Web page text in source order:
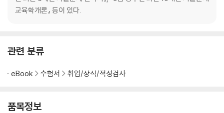
03. 면접 예상 질문
01. 면접 대비 실용한자
02. 면접 대비 영어표현
03. 우편번호 앞 세자리 부여내역
교육학개론』 등이 있다.
관련 분류
eBook 수험서 취업/상식/적성검사
품목정보